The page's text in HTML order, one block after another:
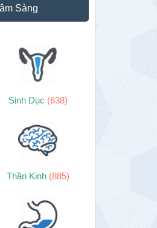
Sàng
Sinh Dục (638)
Thần Kinh (885)